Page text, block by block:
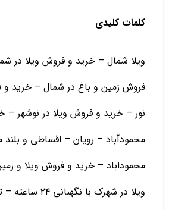
کلمات کلیدی
ویلا شمال – خرید و فروش ویلا در
فروش زمین و باغ در شمال – خرید و
نور – خرید و فروش ویلا در نوشهر –
محمودآباد – رویان – اقساطی و
محموداباد – خرید و فروش ویلا و
ویلا در شهرک با